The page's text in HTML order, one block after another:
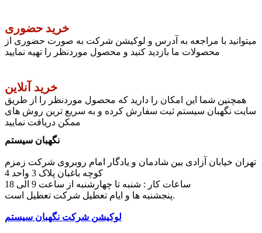
خرید حضوری
میتوانید با مراجعه به آدرس و لوکیشن شرکت به صورت حضوری از
محصولات ما بازدید کنید و محصول موردنظر را تهیه نمایید
خرید آنلاین
همچنین شما این امکان را دارید که محصول موردنظر را از طریق
سایت نگهبان سیستم ثبت سفارش کرده و به سریع ترین روش های
ممکن دریافت نمایید
نگهبان سیستم
تهران خیابان آزادی بین شادمان و یادگار امام روبروی شرکت زمزم
کوچه باغبان پلاک 3 واحد 4
پنجشنبه ها و ایام تعطیل شرکت تعطیل است.
لوکیشن شرکت نگهبان سیستم